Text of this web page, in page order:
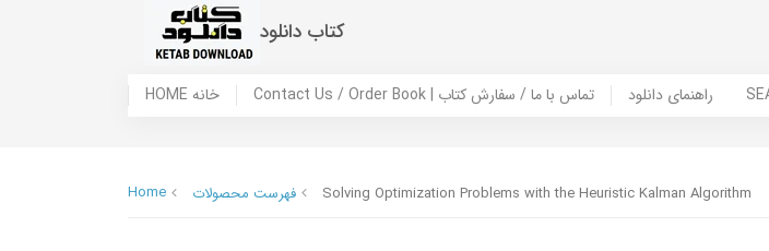
کتاب دانلود
HOME خانه Contact Us / Order Book | تماس با ما / سفارش کتاب راهنمای دانلود
Home فهرست محصولات Solving Optimization Problems with the Heuristic Kalman Algorithm